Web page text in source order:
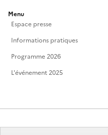
Menu
Espace presse
Informations pratiques
Programme 2026
L'événement 2025